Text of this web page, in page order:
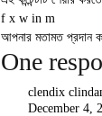
f x w in m
আপনার মতামত প্রদান
One
clendix
December 4,